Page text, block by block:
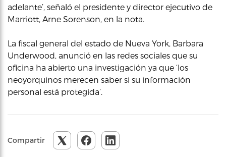
adelante’, señaló el presidente y director ejecutivo de
Marriott, Arne Sorenson, en la nota.
La fiscal general del estado de Nueva York, Barbara
Underwood, anunció en las redes sociales que su
oficina ha abierto una investigación ya que ‘los
neoyorquinos merecen saber si su información
personal está protegida’.
Compartir